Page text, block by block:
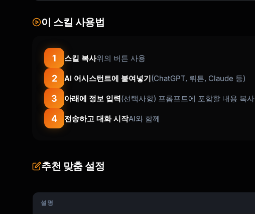
[Embedded video/GIF showing the feature]
[CTA: Explore What's New]
Want a deeper dive? Join our live webinar on [date]:
[Webinar link]
Thank you for being part of {{company_name}}. Your
```
### Single Feature Spotlight
이 스킬 사용법
1 스킬 복사위의 버튼 사용
2 AI 어시스턴트에 붙여넣기(ChatGPT, 뤼튼, Claude 등)
3 아래에 정보 입력(선택사항) 프롬프트에 포함할 내용 복사
4 전송하고 대화 시작AI와 함께
추천 맞춤 설정
설명